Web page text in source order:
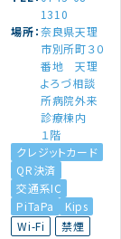
1310
場所 奈良県天理
市別所町３０
番地 天理
よろづ相談
所病院外来
診療棟内
１階
クレジットカード
QR決済
交通系IC
PiTaPa
Kips
Wi-Fi
禁煙